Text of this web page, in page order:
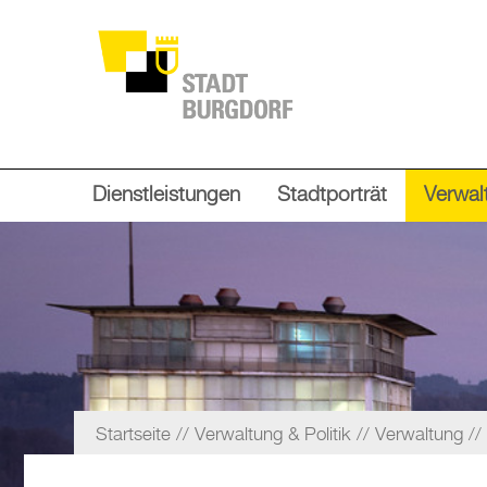
Dienstleistungen Stadtporträt
Startseite Verwaltung & Politik Verwaltung